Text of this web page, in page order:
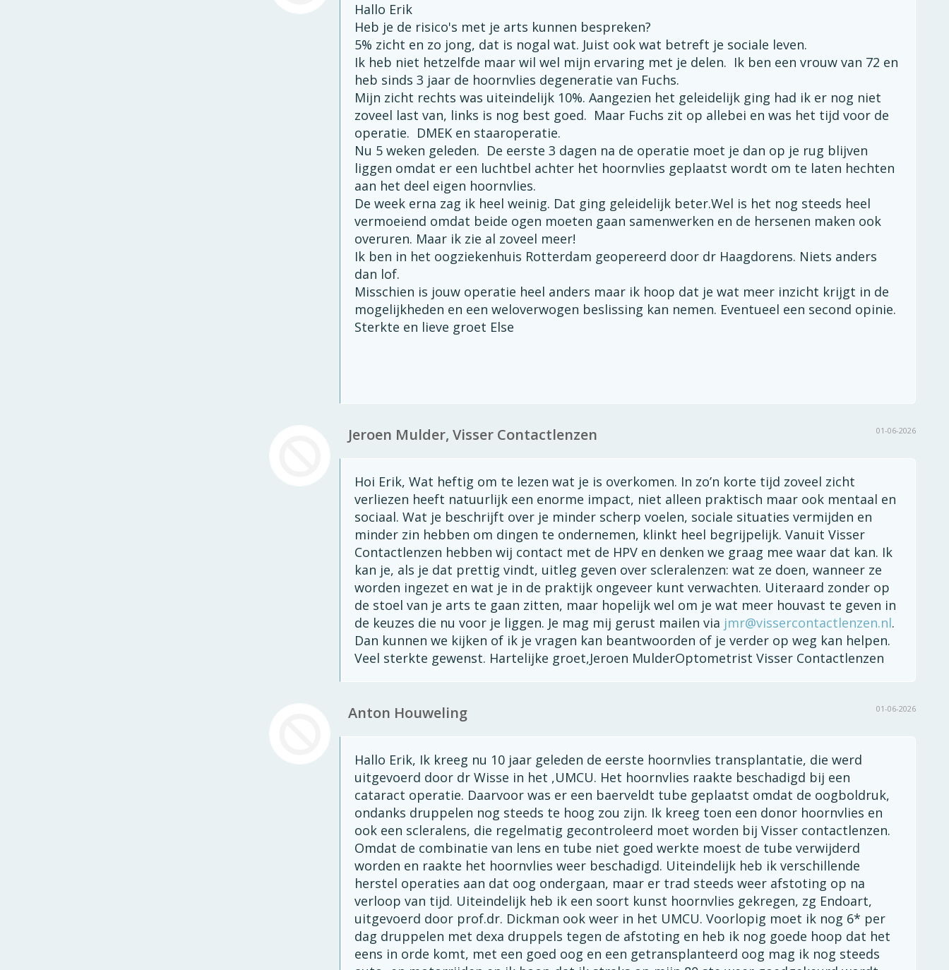
Hallo Erik
Heb je de risico's met je arts kunnen bespreken?
5% zicht en zo jong, dat is nogal wat. Juist ook wat betreft je sociale leven.
Ik heb niet hetzelfde maar wil wel mijn ervaring met je delen. Ik ben een vrouw van 72 en
heb sinds 3 jaar de hoornvlies degeneratie van Fuchs.
Mijn zicht rechts was uiteindelijk 10%. Aangezien het geleidelijk ging had ik er nog niet
zoveel last van, links is nog best goed. Maar Fuchs zit op allebei en was het tijd voor de
operatie. DMEK en staaroperatie.
Nu 5 weken geleden. De eerste 3 dagen na de operatie moet je dan op je rug blijven
liggen omdat er een luchtbel achter het hoornvlies geplaatst wordt om te laten hechten
aan het deel eigen hoornvlies.
De week erna zag ik heel weinig. Dat ging geleidelijk beter.Wel is het nog steeds heel
vermoeiend omdat beide ogen moeten gaan samenwerken en de hersenen maken ook
overuren. Maar ik zie al zoveel meer!
Ik ben in het oogziekenhuis Rotterdam geopereerd door dr Haagdorens. Niets anders
dan lof.
Misschien is jouw operatie heel anders maar ik hoop dat je wat meer inzicht krijgt in de
mogelijkheden en een weloverwogen beslissing kan nemen. Eventueel een second opinie.
Sterkte en lieve groet Else
Jeroen Mulder, Visser Contactlenzen 01-06-2026
Hoi Erik, Wat heftig om te lezen wat je is overkomen. In zo’n korte tijd zoveel zicht
verliezen heeft natuurlijk een enorme impact, niet alleen praktisch maar ook mentaal en
sociaal. Wat je beschrijft over je minder scherp voelen, sociale situaties vermijden en
minder zin hebben om dingen te ondernemen, klinkt heel begrijpelijk. Vanuit Visser
Contactlenzen hebben wij contact met de HPV en denken we graag mee waar dat kan. Ik
kan je, als je dat prettig vindt, uitleg geven over scleralenzen: wat ze doen, wanneer ze
worden ingezet en wat je in de praktijk ongeveer kunt verwachten. Uiteraard zonder op
de stoel van je arts te gaan zitten, maar hopelijk wel om je wat meer houvast te geven in
de keuzes die nu voor je liggen. Je mag mij gerust mailen via jmr@vissercontactlenzen.nl.
Dan kunnen we kijken of ik je vragen kan beantwoorden of je verder op weg kan helpen.
Veel sterkte gewenst. Hartelijke groet,Jeroen MulderOptometrist Visser Contactlenzen
Anton Houweling 01-06-2026
Hallo Erik, Ik kreeg nu 10 jaar geleden de eerste hoornvlies transplantatie, die werd
uitgevoerd door dr Wisse in het ,UMCU. Het hoornvlies raakte beschadigd bij een
cataract operatie. Daarvoor was er een baerveldt tube geplaatst omdat de oogboldruk,
ondanks druppelen nog steeds te hoog zou zijn. Ik kreeg toen een donor hoornvlies en
ook een scleralens, die regelmatig gecontroleerd moet worden bij Visser contactlenzen.
Omdat de combinatie van lens en tube niet goed werkte moest de tube verwijderd
worden en raakte het hoornvlies weer beschadigd. Uiteindelijk heb ik verschillende
herstel operaties aan dat oog ondergaan, maar er trad steeds weer afstoting op na
verloop van tijd. Uiteindelijk heb ik een soort kunst hoornvlies gekregen, zg Endoart,
uitgevoerd door prof.dr. Dickman ook weer in het UMCU. Voorlopig moet ik nog 6* per
dag druppelen met dexa druppels tegen de afstoting en heb ik nog goede hoop dat het
eens in orde komt, met een goed oog en een getransplanteerd oog mag ik nog steeds